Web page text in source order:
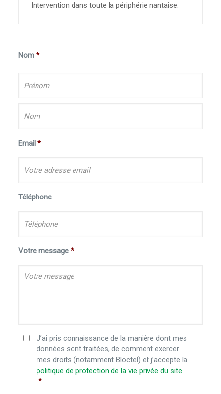
Intervention dans toute la périphérie nantaise.
Nom *
Email *
Téléphone
Votre message *
J’ai pris connaissance de la manière dont mes
données sont traitées, de comment exercer
mes droits (notamment Bloctel) et j’accepte la
politique de protection de la vie privée du site
*